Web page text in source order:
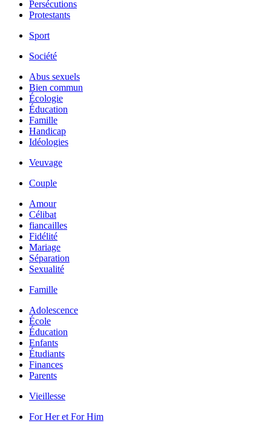
Persécutions
Protestants
Sport
Société
Abus sexuels
Bien commun
Écologie
Éducation
Famille
Handicap
Idéologies
Veuvage
Couple
Amour
Célibat
fiancailles
Fidélité
Mariage
Séparation
Sexualité
Famille
Adolescence
École
Éducation
Enfants
Étudiants
Finances
Parents
Vieillesse
For Her et For Him